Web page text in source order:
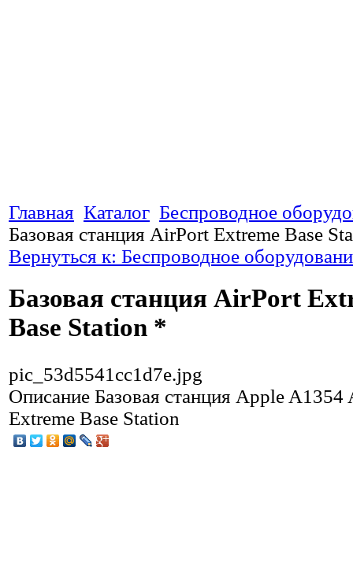
Главная Каталог Беспроводное
Базовая станция AirPort Extreme Base
Вернуться к: Беспроводное
Базовая станция AirPort
Base Station *
pic_53d5541cc1d7e.jpg
Описание Базовая станция Apple A1354
Extreme Base Station